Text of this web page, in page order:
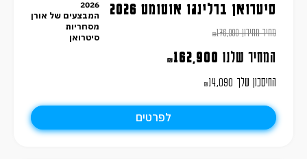
סיטרואן ברלינגו אוטומט 2026
מחיר מחירון ₪176,990
המחיר שלנו ₪162,900
החיסכון שלך ₪14,090
2026
המבצעים של אורן
מסחריות
סיטרואן
לפרטים